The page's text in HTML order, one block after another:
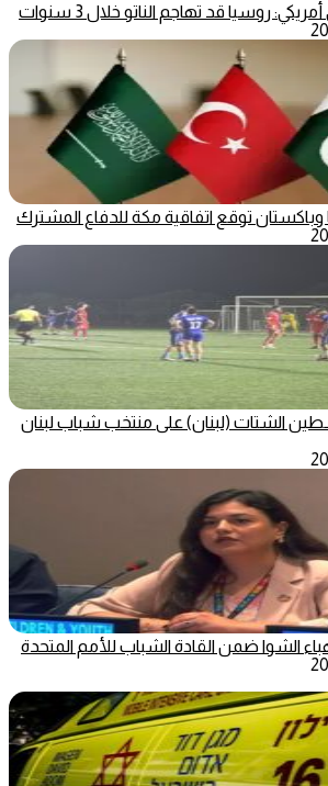
روسيا قد تهاجم الناتو خلال 3 سنوات
وباكستان توقع اتفاقية مكة للدفاع المشترك
الشتات (لبنان) على منتخب شباب لبنان
الشوا ضمن القادة الشباب للأمم المتحدة